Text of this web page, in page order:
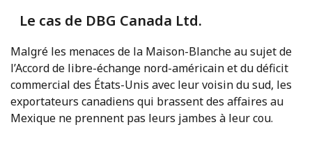
Le cas de DBG Canada Ltd.
Malgré les menaces de la Maison-Blanche au sujet de
l’Accord de libre-échange nord-américain et du déficit
commercial des États-Unis avec leur voisin du sud, les
exportateurs canadiens qui brassent des affaires au
Mexique ne prennent pas leurs jambes à leur cou.